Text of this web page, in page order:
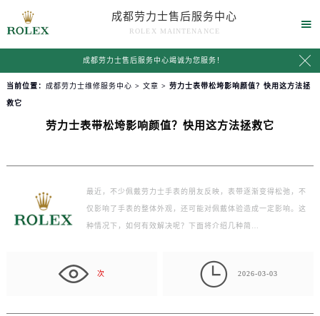
成都劳力士售后服务中心
ROLEX MAINTENANCE

成都劳力士售后服务中心竭诚为您服务！ 
当前位置： 成都劳力士维修服务中心 > 文章 > 劳力士表带松垮影响颜值？快用这方法拯
救它
劳力士表带松垮影响颜值？快用这方法拯救它
最近，不少佩戴劳力士手表的朋友反映，表带逐渐变得松弛，不
仅影响了手表的整体外观，还可能对佩戴体验造成一定影响。这
种情况下，如何有效解决呢？下面将介绍几种简…
次  2026-03-03